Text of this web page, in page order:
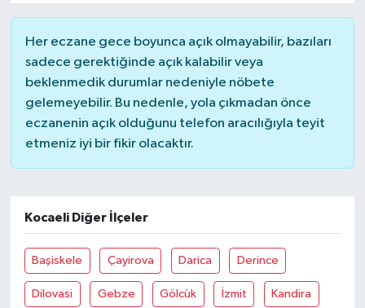
Her eczane gece boyunca açık olmayabilir, bazıları
sadece gerektiğinde açık kalabilir veya
beklenmedik durumlar nedeniyle nöbete
gelemeyebilir. Bu nedenle, yola çıkmadan önce
eczanenin açık olduğunu telefon aracılığıyla teyit
etmeniz iyi bir fikir olacaktır.
Kocaeli Diğer İlçeler
Başiskele Çayirova Darica Derince
Dilovasi Gebze Gölcük İzmit Kandira